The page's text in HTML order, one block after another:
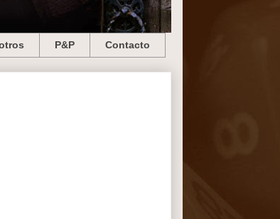
P&P Contacto